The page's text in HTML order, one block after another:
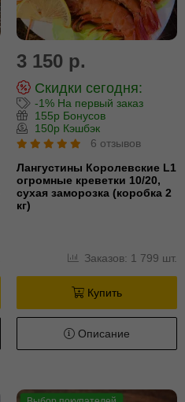
3 150 р.
Скидки сегодня:
-1% На первый заказ
155р Бонусов
150р Кэшбэк
6 отзывов
Лангустины Королевские L1
огромные креветки 10/20,
сухая заморозка (коробка 2
кг)
Заказов: 1 799 шт.
Купить
Описание